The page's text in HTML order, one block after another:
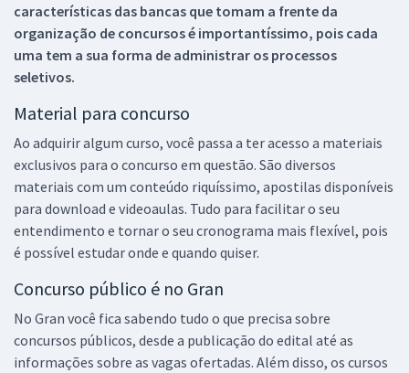
características das bancas que tomam a frente da
organização de concursos é importantíssimo, pois cada
uma tem a sua forma de administrar os processos
seletivos.
Material para concurso
Ao adquirir algum curso, você passa a ter acesso a materiais
exclusivos para o concurso em questão. São diversos
materiais com um conteúdo riquíssimo, apostilas disponíveis
para download e videoaulas. Tudo para facilitar o seu
entendimento e tornar o seu cronograma mais flexível, pois
é possível estudar onde e quando quiser.
Concurso público é no Gran
No Gran você fica sabendo tudo o que precisa sobre
concursos públicos, desde a publicação do edital até as
informações sobre as vagas ofertadas. Além disso, os cursos